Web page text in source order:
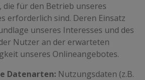
die für den Betrieb unseres
erforderlich sind. Deren Einsatz
unseres Interesses und des
Nutzer an der erwarteten
unseres Onlineangebotes.
Datenarten:Nutzungsdaten (z.B.